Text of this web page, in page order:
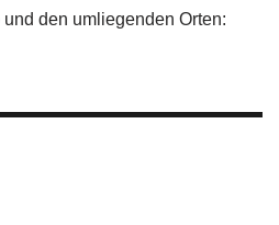
den umliegenden Orten: